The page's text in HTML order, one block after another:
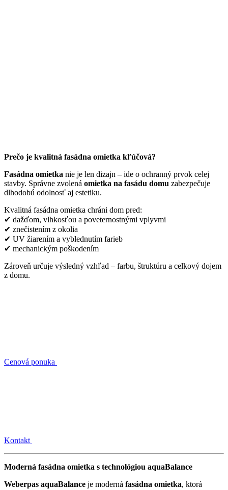
Prečo je kvalitná fasádna omietka kľúčová?
Fasádna omietka nie je len dizajn – ide o ochranný prvok celej
stavby. Správne zvolená omietka na fasádu domu zabezpečuje
dlhodobú odolnosť aj estetiku.
Kvalitná fasádna omietka chráni dom pred:
✔ dažďom, vlhkosťou a poveternostnými vplyvmi
✔ znečistením z okolia
✔ UV žiarením a vyblednutím farieb
✔ mechanickým poškodením
Zároveň určuje výsledný vzhľad – farbu, štruktúru a celkový dojem
z domu.
Cenová ponuka
Kontakt
Moderná fasádna omietka s technológiou aquaBalance
Weberpas aquaBalance je moderná fasádna omietka, ktorá